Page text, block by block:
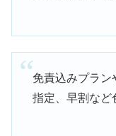
免責込みプラン
指定、早割など